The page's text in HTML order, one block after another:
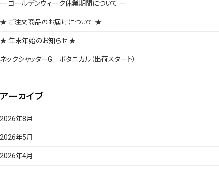
ー ゴールデンウィーク休業期間について ー
★ ご注文商品のお届けについて ★
★ 年末年始のお知らせ ★
ネックシャッターG ボタニカル（出荷スタート）
アーカイブ
2026年8月
2026年5月
2026年4月